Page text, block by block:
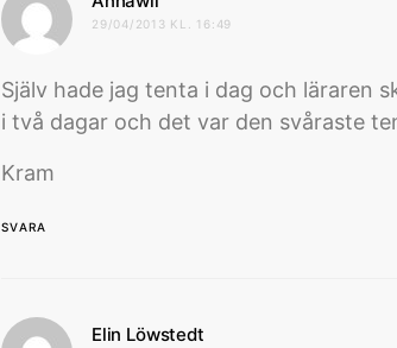
29/04/2013 KL. 16:49
Själv hade jag tenta i dag och läraren
i två dagar och det var den svåraste
Kram
SVARA
Elin Löwstedt